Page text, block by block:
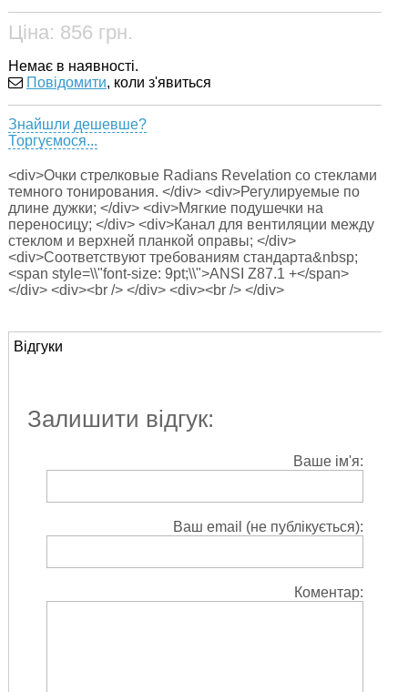
Ціна: 856 грн.
Немає в наявності.
Повідомити, коли з'явиться
Знайшли дешевше?
Торгуємося...
<div>Очки стрелковые Radians Revelation со стеклами
темного тонирования. </div> <div>Регулируемые по
длине дужки; </div> <div>Мягкие подушечки на
переносицу; </div> <div>Канал для вентиляции между
стеклом и верхней планкой оправы; </div>
<div>Соответствуют требованиям стандарта&nbsp;
<span style=\\"font-size: 9pt;\\">ANSI Z87.1 +</span>
</div> <div><br /> </div> <div><br /> </div>
Відгуки
Залишити відгук:
Ваше ім'я:
Ваш email (не публікується):
Коментар: